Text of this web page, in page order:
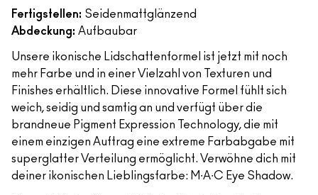
Fertigstellen: Seidenmattglänzend
Abdeckung: Aufbaubar
Unsere ikonische Lidschattenformel ist jetzt mit noch
mehr Farbe und in einer Vielzahl von Texturen und
Finishes erhältlich. Diese innovative Formel fühlt sich
weich, seidig und samtig an und verfügt über die
brandneue Pigment Expression Technology, die mit
einem einzigen Auftrag eine extreme Farbabgabe mit
superglatter Verteilung ermöglicht. Verwöhne dich mit
deiner ikonischen Lieblingsfarbe: M∙A∙C Eye Shadow.